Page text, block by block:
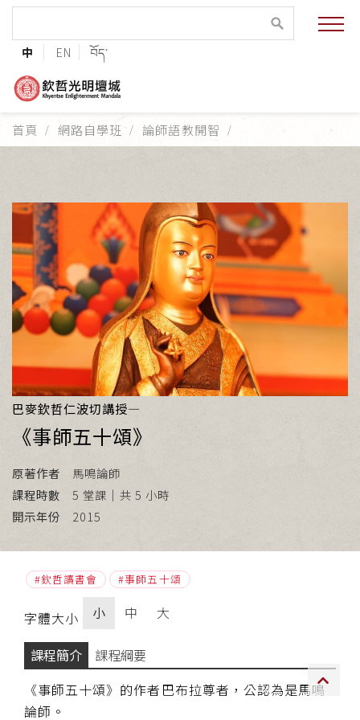
中 EN བོད་
緣起與願景
法王與上師的祝福
護持協會
加入志工
巴麥欽哲傳承
第三世巴麥欽哲仁波切
傳承上師授證
專書與譯著
*巴麥寺與麥青寺的聯合聲明
尊貴上師珍寶開示
媒體影音集
首頁 網路自學班 論師語教開智
巴麥欽哲仁波切講授—
《事師五十頌》
原著作者 馬鳴論師
課程時數5 堂課｜共 5 小時
開示年份 2015
欽哲讀書會 事師五十頌
字體大小 小 中 大
課程簡介
課程綱要
《事師五十頌》的作者巴布拉尊者，公認為是馬鳴
論師。